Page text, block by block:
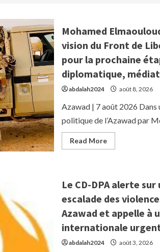
Mohamed
vision du Front de
pour la prochaine
diplomatique,
abdalah2024 août 8, 2026
Azawad | 7 août 2026 Dans
politique de l’Azawad par
Read MoreRead
more
dévoile
la
vision
du
Front
de
Libération
de
l’Azawad
pour
Le CD-DPA alerte
escalade des
Azawad et appelle à
internationale
abdalah2024 août 3, 2026